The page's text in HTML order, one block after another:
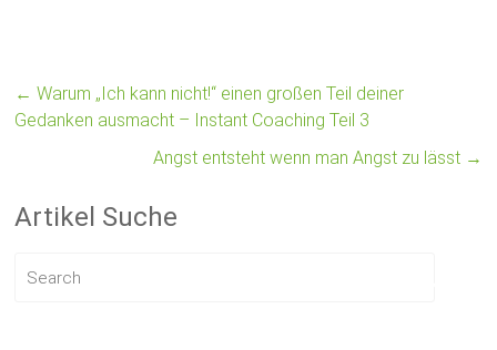
← Warum „Ich kann nicht!“ einen großen Teil deiner
Gedanken ausmacht – Instant Coaching Teil 3
Angst entsteht wenn man Angst zu lässt →
Artikel Suche